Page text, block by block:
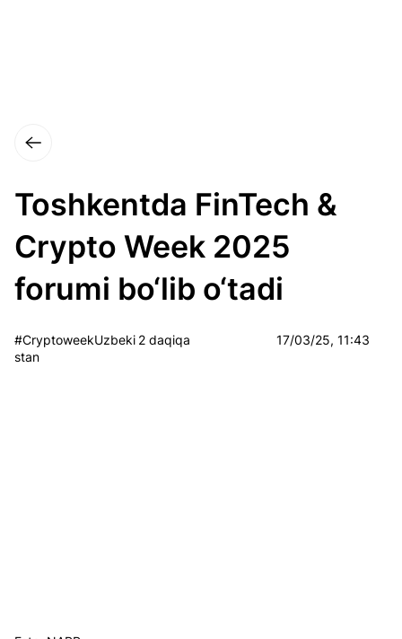
Toshkentda FinTech &
Crypto Week 2025
forumi bo‘lib o‘tadi
#CryptoweekUzbeki
stan
2 daqiqa 17/03/25, 11:43